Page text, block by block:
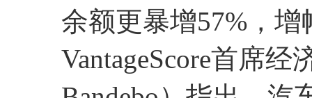
余额更暴增57%，
VantageScore首席